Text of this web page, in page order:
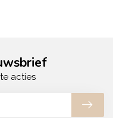
acties